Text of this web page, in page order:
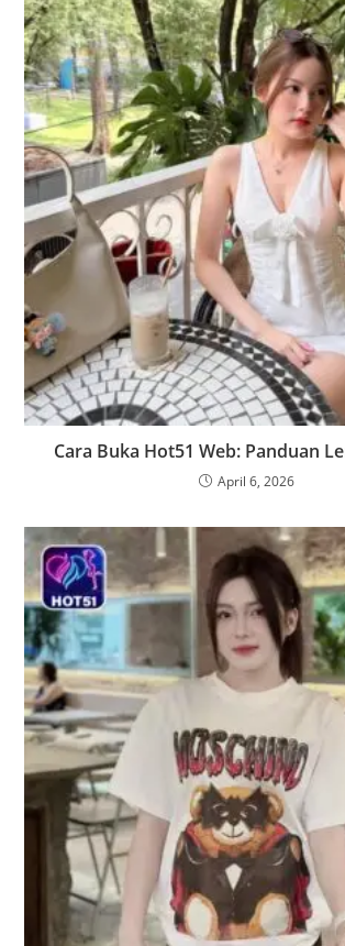
Cara Buka Hot51 Web: Panduan
April 6, 2026